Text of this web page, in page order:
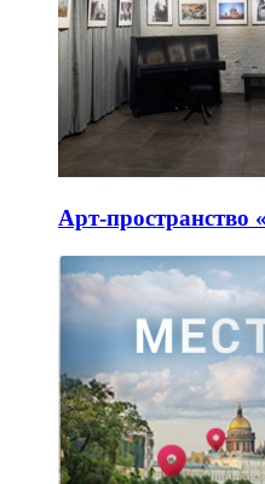
Арт-пространство